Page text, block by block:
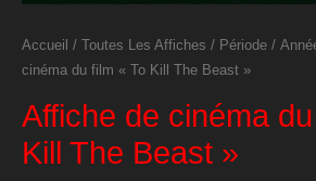
Accueil / Toutes Les Affiches / Période /
cinéma du film « To Kill The Beast »
Affiche de cinéma
Kill The Beast »